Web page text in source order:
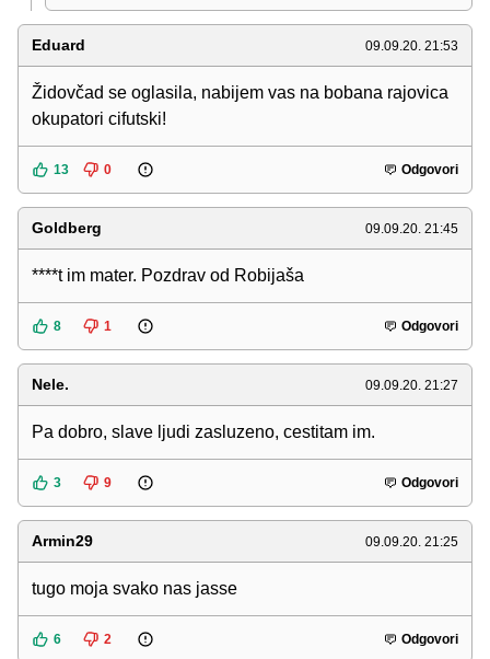
Eduard 09.09.20. 21:53
Židovčad se oglasila, nabijem vas na bobana rajovica
okupatori cifutski!
13 0 Odgovori
Goldberg 09.09.20. 21:45
****t im mater. Pozdrav od Robijaša
8 1 Odgovori
Nele. 09.09.20. 21:27
Pa dobro, slave ljudi zasluzeno, cestitam im.
3 9 Odgovori
Armin29 09.09.20. 21:25
tugo moja svako nas jasse
6 2 Odgovori